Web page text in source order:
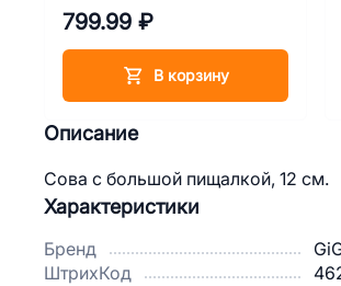
Описание
Сова с большой пищалкой, 12 см.
799.99 ₽
В корзину
Характеристики
Бренд
ШтрихКод